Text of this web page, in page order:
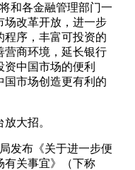
和各金融管理部门一
场改革开放，进一步
程序，丰富可投资的
营商环境，延长银行
中国市场的便利
国市场创造更有利的
大招。
发布《关于进一步便
有关事宜》（下称